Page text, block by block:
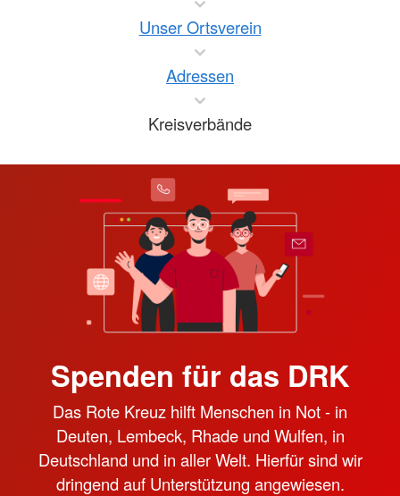
Unser Ortsverein
Adressen
Kreisverbände
Spenden für das DRK
Das Rote Kreuz hilft Menschen in Not - in
Deuten, Lembeck, Rhade und Wulfen, in
Deutschland und in aller Welt. Hierfür sind wir
dringend auf Unterstützung angewiesen.